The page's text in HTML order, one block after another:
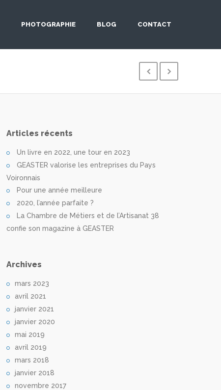
PHOTOGRAPHIE BLOG CONTACT
Articles récents
Un livre en 2022, une tour en 2023
GEASTER valorise les entreprises du Pays
Voironnais
Pour une année meilleure
2020, l’année parfaite ?
La Chambre de Métiers et de l’Artisanat 38
confie son magazine à GEASTER
Archives
mars 2023
avril 2021
janvier 2021
janvier 2020
mai 2019
avril 2019
mars 2018
janvier 2018
novembre 2017